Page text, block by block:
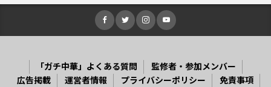
「ガチ中華」よくある質問
監修者・参加メンバー
広告掲載
運営者情報 プライバシーポリシー 免責事項